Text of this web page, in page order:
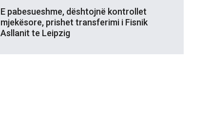
E pabesueshme, dështojnë kontrollet
mjekësore, prishet transferimi i Fisnik
Asllanit te Leipzig